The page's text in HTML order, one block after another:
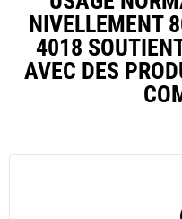
NIVELLEMENT
4018
AVEC DES